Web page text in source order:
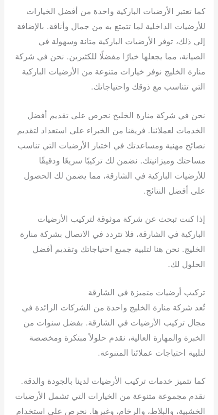
كما تعتبر الأرضيات الباركية واحدة من أفضل الخيارات
للأرضيات الداخلية لما تتمتع به من جمال وأناقة. بالإضافة
إلى ذلك، توفر الأرضيات الباركية متانة وسهولة في
الصيانة، مما يجعلها خيارًا مفضلًا للكثيرين. نحن في شركة
منارة الخليج نوفر خيارات متنوعة من الأرضيات الباركية
التي تتناسب مع ذوقك واحتياجاتك.
نحن في شركة منارة الخليج نحرص على تقديم أفضل
الخدمات لعملائنا. فريقنا من الخبراء على استعداد لتقديم
نصائح مهنية ومساعدتك في اختيار الأرضيات التي تناسب
مساحتك وميزانيتك. نضمن لك تركيبًا سريعًا ودقيقًا
للأرضيات الباركية في الشارقة، مما يضمن لك الحصول
على أفضل النتائج.
إذا كنت تبحث عن شركة موثوقة لتركيب الأرضيات
الباركية في الشارقة، فلا تتردد في الاتصال بشركة منارة
الخليج. نحن هنا لتلبية جميع احتياجاتك وتقديم أفضل
الحلول لك.
تركيب أرضيات متميزة في الشارقة
تُعد شركة منارة الخليج واحدة من الشركات الرائدة في
مجال تركيب الأرضيات في الشارقة. بفضل سنوات من
الخبرة والمهارة العالية، نقدم حلولاً مبتكرة ومخصصة
لتلبية احتياجات عملائنا المتنوعة.
كما تتميز خدمات تركيب الأرضيات لدينا بالجودة والدقة.
نقدم مجموعة متنوعة من الخيارات التي تشمل الأرضيات
الخشبية، والبلاط، والرخام، وغيرها. نحرص على استخدام